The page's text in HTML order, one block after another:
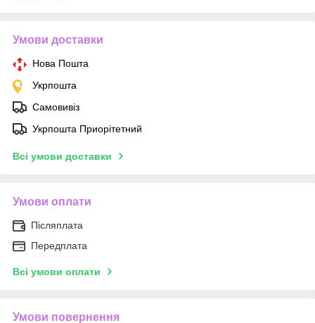
Умови доставки
Нова Пошта
Укрпошта
Самовивіз
Укрпошта Приорітетний
Всі умови доставки
Умови оплати
Післяплата
Передплата
Всі умови оплати
Умови повернення